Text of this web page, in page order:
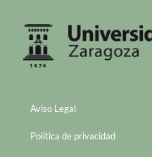
Aviso Legal
Política de privacidad